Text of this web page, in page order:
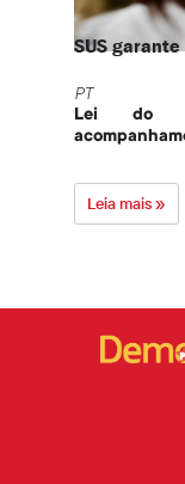
SUS
PT
Lei do
Leia mais »